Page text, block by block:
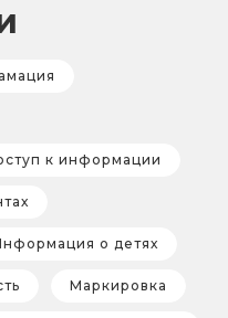
к информации
о детях
Маркировка